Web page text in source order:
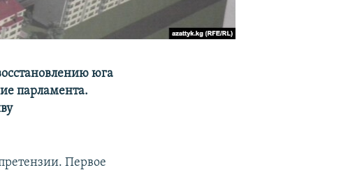
юга
парламента.
Первое